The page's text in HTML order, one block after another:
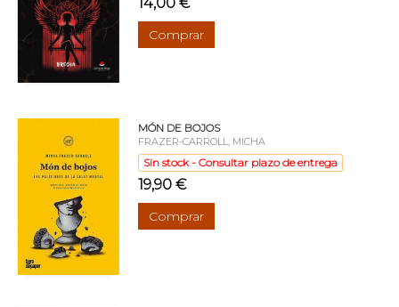
Comprar
MÓN DE BOJOS
FRAZER-CARROLL, MICHA
Sin stock - Consultar plazo de entrega
19,90 €
Comprar